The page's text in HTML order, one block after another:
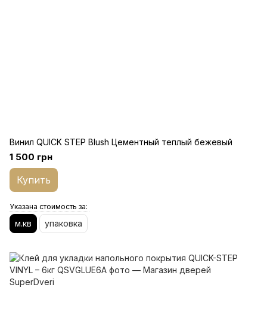
Винил QUICK STEP Blush Цементный теплый бежевый
1 500 грн
Купить
Указана стоимость за:
м.кв упаковка